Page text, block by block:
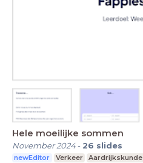
Hele moeilijke sommen
November 2024- 26 slides
newEditor Verkeer Aardrijkskunde